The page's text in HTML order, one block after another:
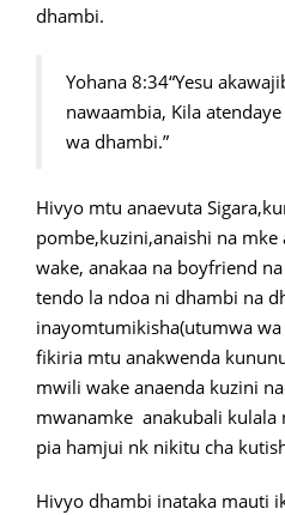
dhambi.
Yohana 8:34“Yesu
nawaambia, Kila
wa dhambi.”
Hivyo mtu anaevuta
pombe,kuzini,anaishi na mke
wake, anakaa na boyfriend
tendo la ndoa ni dhambi na
inayomtumikisha(utumwa
fikiria mtu anakwenda
mwili wake anaenda kuzini
mwanamke anakubali kulala
pia hamjui nk nikitu cha
Hivyo dhambi inataka mauti